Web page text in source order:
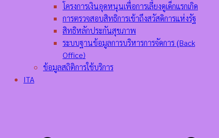
โครงการเงินอุดหนุนเพื่อการเลี้ยงดูเด็กแรกเกิด
การตรวจสอบสิทธิการเข้าถึงสวัสดิการแห่งรัฐ
สิทธิหลักประกันสุขภาพ
ระบบฐานข้อมูลการบริหารการจัดการ (ฺBack
Office)
ข้อมูลสถิติการใช้บริการ
ITA